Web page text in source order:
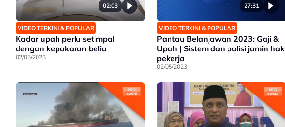
02:03
VIDEO TERKINI & POPULAR
Kadar upah perlu setimpal
dengan kepakaran belia
02/05/2023
27:31
VIDEO TERKINI & POPULAR
Pantau Belanjawan 2023: Gaji &
Upah | Sistem dan polisi jamin hak
pekerja
02/05/2023